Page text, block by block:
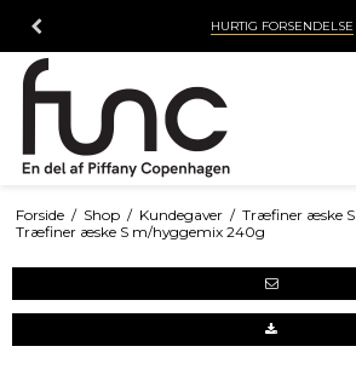
HURTIG FORSENDELSE
Forside / Shop / Kundegaver / Træfiner æske S
Træfiner æske S m/hyggemix 240g